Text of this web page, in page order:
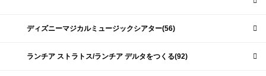
ディズニーマジカルミュージックシアター(56)
ランチア ストラトス/ランチア デルタをつくる(92)